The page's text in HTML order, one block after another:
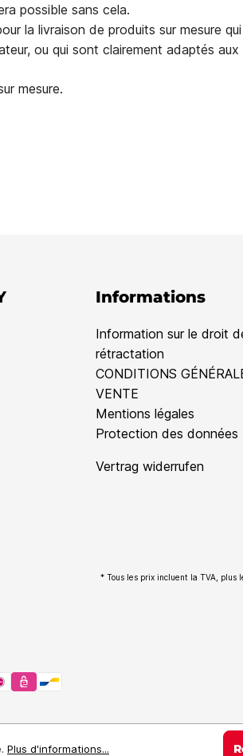
possible sans cela.
la livraison de produits sur mesure
ou qui sont clairement adaptés
mesure.
Informations
Information sur le droit
rétractation
CONDITIONS
VENTE
Mentions légales
Protection des données
Vertrag widerrufen
* Tous les prix incluent la TVA, plus
Plus d'informations...